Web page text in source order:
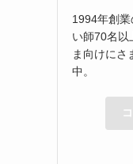
1994年創
い師70名以
ま向けにさ
中。